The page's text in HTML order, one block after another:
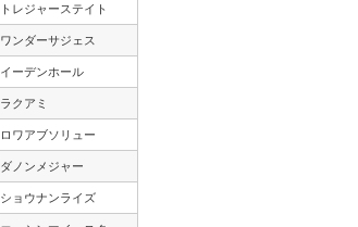
トレジャーステイト
ワンダーサジェス
イーデンホール
ラクアミ
ロワアブソリュー
ダノンメジャー
ショウナンライズ